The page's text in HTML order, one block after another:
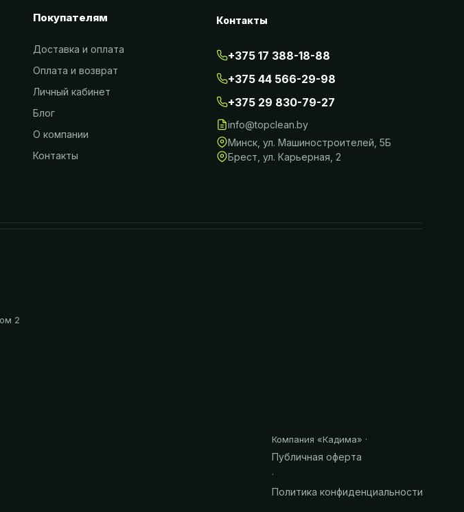
Покупателям
Доставка и оплата
Оплата и возврат
Личный кабинет
Блог
О компании
Контакты
Контакты
+375 17 388-18-88
+375 44 566-29-98
+375 29 830-79-27
info@topclean.by
Минск ,ул. Машиностроителей, 5Б
Брест ,ул. Карьерная, 2
2
Компания «Кадима» ·
Публичная оферта
·
Политика конфиденциальности